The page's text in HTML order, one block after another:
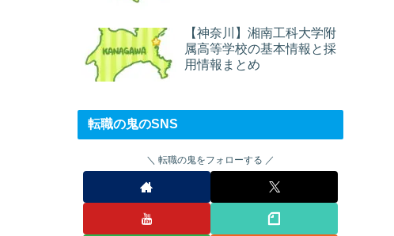
【神奈川】湘南工科大学附
属高等学校の基本情報と採
用情報まとめ
転職の鬼のSNS
転職の鬼をフォローする